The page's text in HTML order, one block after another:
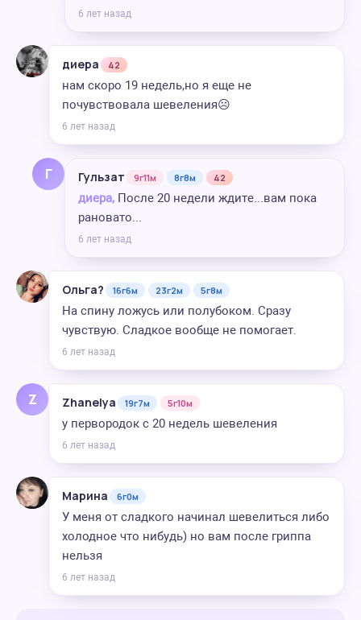
6 лет назад
диера 42
нам скоро 19 недель,но я еще не
почувствовала шевеления☹
6 лет назад
Г Гульзат 9г11м 8г8м 42
диера, После 20 недели ждите...вам пока
рановато...
6 лет назад
Ольга? 16г6м 23г2м 5г8м
На спину ложусь или полубоком. Сразу
чувствую. Сладкое вообще не помогает.
6 лет назад
Z Zhanelya 19г7м 5г10м
у первородок с 20 недель шевеления
6 лет назад
Марина 6г0м
У меня от сладкого начинал шевелиться либо
холодное что нибудь) но вам после гриппа
нельзя
6 лет назад